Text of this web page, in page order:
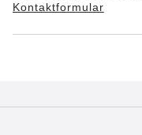
Kontaktformular